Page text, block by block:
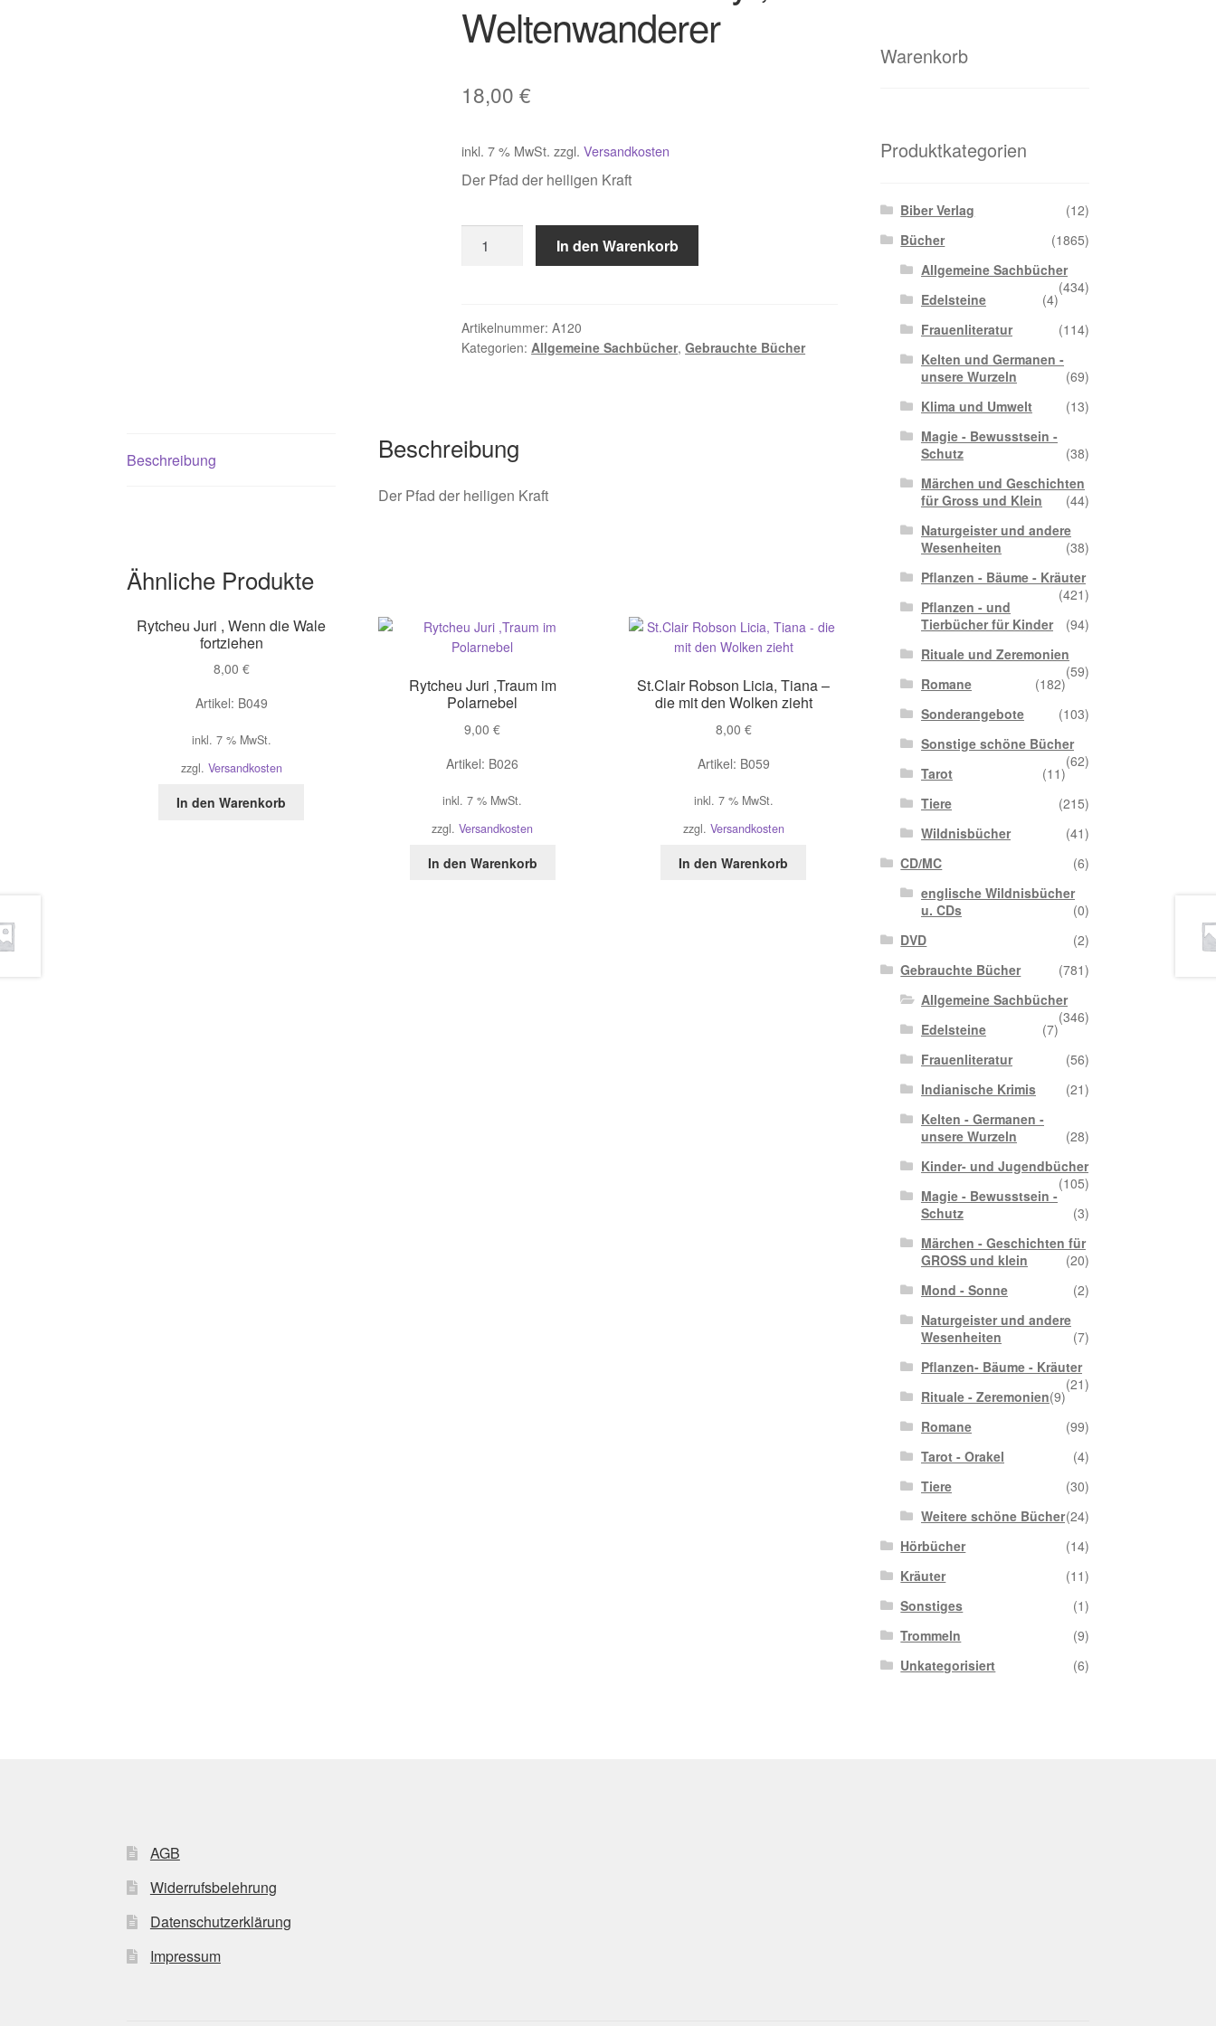
Weltenwanderer
18,00€
inkl. 7 % MwSt. zzgl.Versandkosten
Der Pfad der heiligen Kraft
Mary
Menge
In den Warenkorb
Artikelnummer:A120
Kategorien: Allgemeine Sachbücher,Gebrauchte Bücher
Beschreibung Beschreibung
Der Pfad der heiligen Kraft
Ähnliche Produkte
Rytcheu Juri , Wenn die Wale
fortziehen
8,00 €
Artikel: B049
inkl. 7 % MwSt.
zzgl. Versandkosten
In den Warenkorb
Rytcheu Juri ,Traum im
Polarnebel
9,00€
Artikel: B026
inkl. 7 % MwSt.
zzgl.Versandkosten
In den Warenkorb
St.Clair Robson Licia, Tiana –
die mit den Wolken zieht
8,00 €
Artikel: B059
inkl. 7 % MwSt.
zzgl. Versandkosten
In den Warenkorb
Warenkorb
Produktkategorien
Biber Verlag
(12)
Bücher
(1865)
Allgemeine Sachbücher
(434)
Edelsteine
(4)
Frauenliteratur
(114)
Kelten und Germanen -
unsere Wurzeln
(69)
Klima und Umwelt
(13)
Magie - Bewusstsein -
Schutz
(38)
Märchen und Geschichten
für Gross und Klein
(44)
Naturgeister und andere
Wesenheiten
(38)
Pflanzen - Bäume - Kräuter
(421)
Pflanzen - und
Tierbücher für Kinder
(94)
Rituale und Zeremonien
(59)
Romane
(182)
Sonderangebote
(103)
Sonstige schöne Bücher
(62)
Tarot
(11)
Tiere
(215)
Wildnisbücher
(41)
CD/MC
(6)
englische Wildnisbücher
u. CDs
(0)
DVD
(2)
Gebrauchte Bücher
(781)
Allgemeine Sachbücher
(346)
Edelsteine
(7)
Frauenliteratur
(56)
Indianische Krimis
(21)
Kelten - Germanen -
unsere Wurzeln
(28)
Kinder- und Jugendbücher
(105)
Magie - Bewusstsein -
Schutz
(3)
Märchen - Geschichten für
GROSS und klein
(20)
Mond - Sonne
(2)
Naturgeister und andere
Wesenheiten
(7)
Pflanzen- Bäume - Kräuter
(21)
Rituale - Zeremonien(9)
Romane
(99)
Tarot - Orakel
(4)
Tiere
(30)
Weitere schöne Bücher(24)
Hörbücher
(14)
Kräuter
(11)
Sonstiges
(1)
Trommeln
(9)
Unkategorisiert
(6)
AGB
Widerrufsbelehrung
Datenschutzerklärung
Impressum